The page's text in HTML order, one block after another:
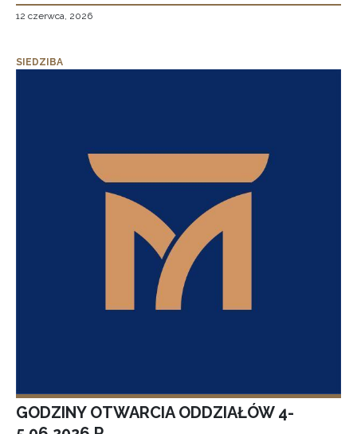
12 czerwca, 2026
SIEDZIBA
GODZINY OTWARCIA ODDZIAŁÓW 4-